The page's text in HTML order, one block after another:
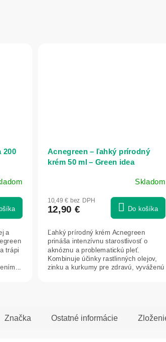
200
a
trápi
Acnegreen – ľahký prírodný
krém 50 ml – Green idea
Skladom
10,49 € bez DPH
12,90 € Do košíka
Ľahký prírodný krém Acnegreen
prináša intenzívnu starostlivosť o
aknóznu a problematickú pleť.
Kombinuje účinky rastlinných olejov,
zinku a kurkumy pre zdravú, vyváženú
Značka Ostatné informácie